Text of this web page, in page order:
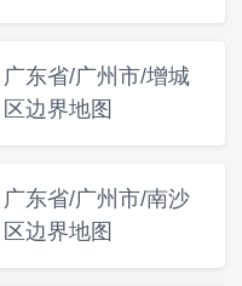
广东省/广州市/增城
区边界地图
广东省/广州市/南沙
区边界地图